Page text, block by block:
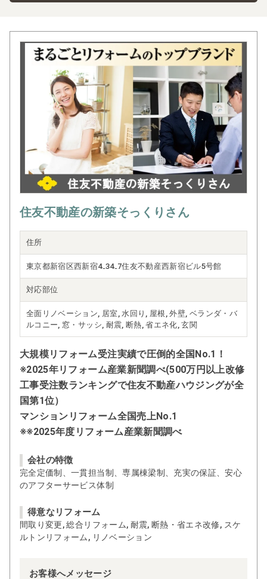
住友不動産の新築そっくりさん
住所
東京都新宿区西新宿4₋34₋7住友不動産西新宿ビル5号館
対応部位
全面リノベーション, 居室, 水回り, 屋根, 外壁, ベランダ・バ
ルコニー, 窓・サッシ, 耐震, 断熱, 省エネ化, 玄関
大規模リフォーム受注実績で圧倒的全国No.1！
※2025年リフォーム産業新聞調べ(500万円以上改修
工事受注数ランキングで住友不動産ハウジングが全
国第1位）
マンションリフォーム全国売上No.1
※※2025年度リフォーム産業新聞調べ
会社の特徴
完全定価制、一貫担当制、専属棟梁制、充実の保証、安心
のアフターサービス体制
得意なリフォーム
間取り変更, 総合リフォーム, 耐震, 断熱・省エネ改修, スケ
ルトンリフォーム, リノベーション
お客様へメッセージ